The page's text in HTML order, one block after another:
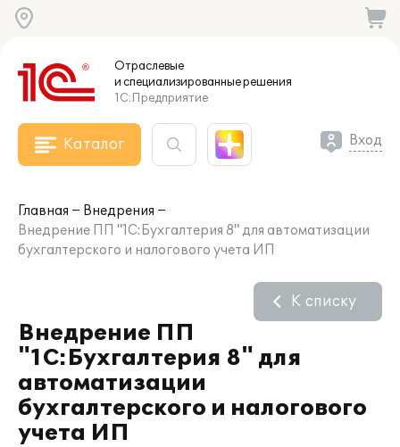
Отраслевые
и специализированныерешения
1С:Предприятие
Каталог Вход
Главная
Внедрения
Внедрение ПП "1С:Бухгалтерия 8" для автоматизации
бухгалтерского и налогового учета ИП
Внедрение ПП
"1С:Бухгалтерия 8" для
автоматизации
бухгалтерского и налогового
учета ИП
К списку